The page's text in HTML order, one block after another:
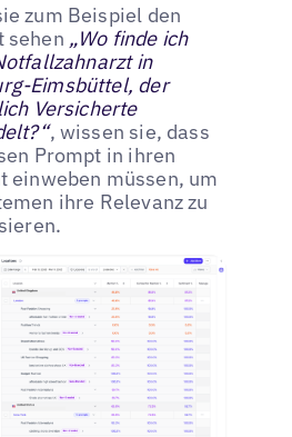
zum Beispiel den
sehen „Wo finde ich
in
Eimsbüttel, der
Versicherte
, wissen sie, dass
Prompt in ihren
einweben müssen, um
ihre Relevanz zu